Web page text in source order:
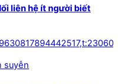
liên hệ ít người biết
suyễn